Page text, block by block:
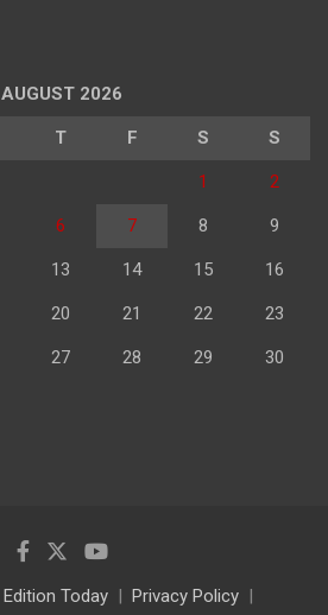
AUGUST 2026
T F S S
1 2
6 7 8 9
13 14 15 16
20 21 22 23
27 28 29 30
Edition Today Privacy Policy